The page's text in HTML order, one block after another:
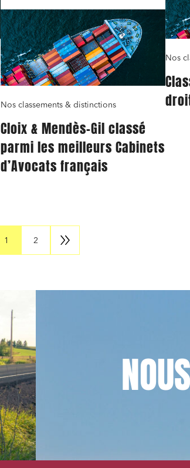
Nos classements & distinctions
Cloix & Mendès-Gil classé
parmi les meilleurs Cabinets
d’Avocats français
Nos
1 2
NOUS